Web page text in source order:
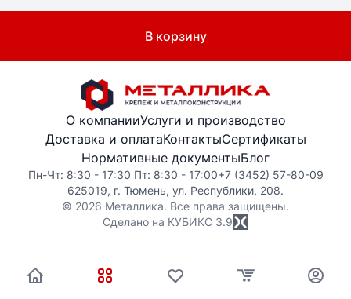
В корзину
О компанииУслуги и производство
Доставка и оплатаКонтактыСертификаты
Нормативные документыБлог
Пн-Чт: 8:30 - 17:30 Пт: 8:30 - 17:00+7 (3452) 57-80-09
625019, г. Тюмень, ул. Республики, 208.
© 2026 Металлика. Все права защищены.
Сделано на КУБИКС 3.9